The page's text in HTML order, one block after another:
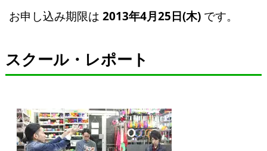
お申し込み期限は 2013年4月25日(木) です。
スクール・レポート